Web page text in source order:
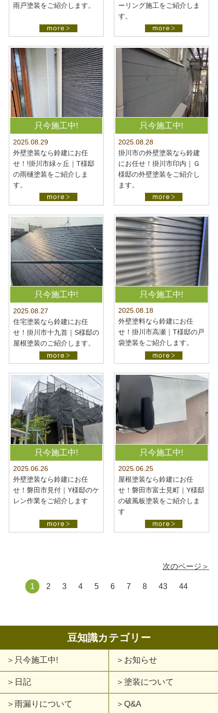
雨戸塗装をご紹介します。
ーリング施工をご紹介しま
す。
只今施工中!
2025.08.29
外壁塗装なら鈴建にお任
せ！!掛川市緑ヶ丘｜T様邸
の雨樋塗装をご紹介しま
す。
只今施工中!
2025.08.28
掛川市の外壁塗装なら鈴建
にお任せ！掛川市印内｜Ｇ
様邸の外壁塗装をご紹介し
ます。
只今施工中!
2025.08.27
住宅塗装なら鈴建にお任
せ！掛川市十九首｜S様邸の
屋根塗装のご紹介します。
只今施工中!
2025.08.18
外壁塗料なら鈴建にお任
せ！掛川市高瀬｜T様邸の戸
袋塗装をご紹介します。
只今施工中!
2025.06.26
外壁塗装なら鈴建にお任
せ！磐田市見付｜Y様邸のケ
レン作業をご紹介します
只今施工中!
2025.06.25
屋根塗装なら鈴建にお任
せ！磐田市富士見町｜Y様邸
の破風板塗装をご紹介しま
す
1 2 3 4 5 6 7 8 43 44
次のページ＞
豆知識カテゴリー
只今施工中! お知らせ
日記 塗装について
雨漏りについて Q&A